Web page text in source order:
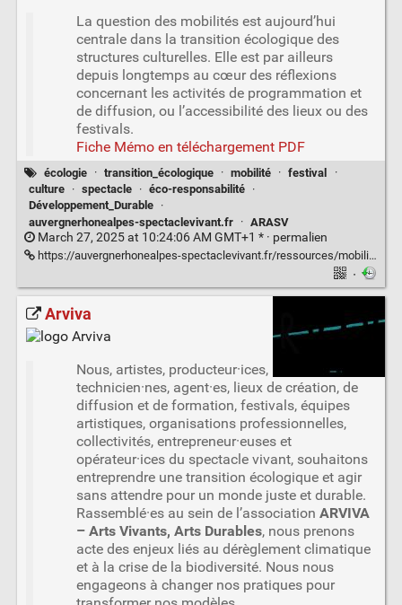
La question des mobilités est aujourd’hui
centrale dans la transition écologique des
structures culturelles. Elle est par ailleurs
depuis longtemps au cœur des réflexions
concernant les activités de programmation et
de diffusion, ou l’accessibilité des lieux ou des
festivals.
Fiche Mémo en téléchargement PDF
écologie · transition_écologique · mobilité · festival
·
culture
· spectacle · éco-responsabilité ·
Développement_Durable
·
auvergnerhonealpes-spectaclevivant.fr
· ARASV
March 27, 2025 at 10:24:06 AM GMT+1 * · permalien
https://auvergnerhonealpes-spectaclevivant.fr/ressources/mobilite-eco-responsable/
·
Arviva
Nous, artistes, producteur·ices,
technicien·nes, agent·es, lieux de création, de
diffusion et de formation, festivals, équipes
artistiques, organisations professionnelles,
collectivités, entrepreneur·euses et
opérateur·ices du spectacle vivant, souhaitons
entreprendre une transition écologique et agir
sans attendre pour un monde juste et durable.
Rassemblé·es au sein de l’association ARVIVA
– Arts Vivants, Arts Durables, nous prenons
acte des enjeux liés au dérèglement climatique
et à la crise de la biodiversité. Nous nous
engageons à changer nos pratiques pour